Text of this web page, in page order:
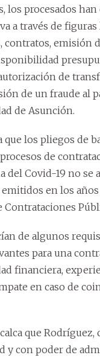
los procesados
a través de figuras
emisión
de
de un fraude al
de Asunción.
que los pliegos de
de
del Covid-19 no se
en los
Contrataciones
de algunos
para una
financiera,
en caso de
que Rodríguez,
y con poder de